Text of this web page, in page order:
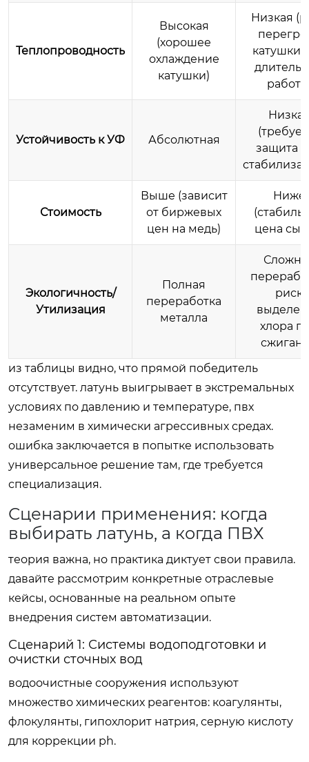
Теплопроводность
Высокая
(хорошее
охлаждение
катушки)
Низкая
катушки
Устойчивость к УФ Абсолютная
защита
Стоимость
Выше (зависит
от биржевых
цен на медь)
Ниже
цена
Экологичность/
Утилизация
Полная
переработка
металла
риск
хлора
из таблицы видно, что прямой победитель
отсутствует. латунь выигрывает в экстремальных
условиях по давлению и температуре, пвх
незаменим в химически агрессивных средах.
ошибка заключается в попытке использовать
универсальное решение там, где требуется
специализация.
Сценарии применения: когда
выбирать латунь, а когда ПВХ
теория важна, но практика диктует свои правила.
давайте рассмотрим конкретные отраслевые
кейсы, основанные на реальном опыте
внедрения систем автоматизации.
Сценарий 1: Системы водоподготовки и
очистки сточных вод
водоочистные сооружения используют
множество химических реагентов: коагулянты,
флокулянты, гипохлорит натрия, серную кислоту
для коррекции ph.